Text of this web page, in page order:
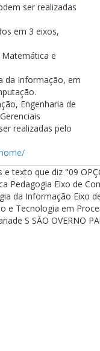
ser realizadas
em 3 eixos,
e
da Informação, em
Engenharia de
realizadas pelo